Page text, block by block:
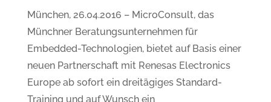
München, 26.04.2016 – MicroConsult, das
Münchner Beratungsunternehmen für
Embedded-Technologien, bietet auf Basis einer
neuen Partnerschaft mit Renesas Electronics
Europe ab sofort ein dreitägiges Standard-
Training und auf Wunsch ein